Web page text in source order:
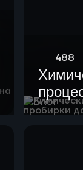
Блог
488